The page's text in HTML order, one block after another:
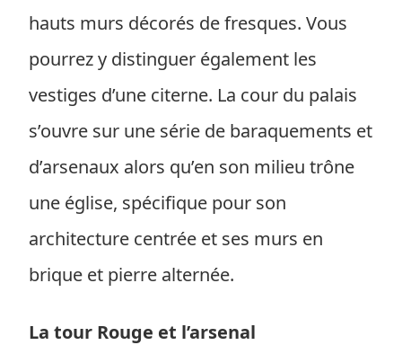
hauts murs décorés de fresques. Vous
pourrez y distinguer également les
vestiges d’une citerne. La cour du palais
s’ouvre sur une série de baraquements et
d’arsenaux alors qu’en son milieu trône
une église, spécifique pour son
architecture centrée et ses murs en
brique et pierre alternée.
La tour Rouge et l’arsenal